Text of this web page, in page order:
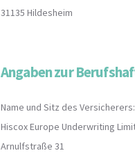
31135 Hildesheim
Angaben zur
Name und Sitz des Versicherers:
Hiscox Europe Underwriting
Arnulfstraße 31